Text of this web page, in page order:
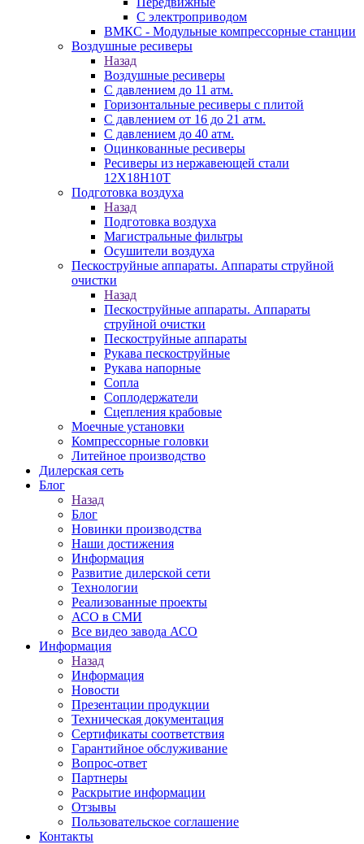
С электроприводом
ВМКС - Модульные компрессорные станции
Воздушные ресиверы
Назад
Воздушные ресиверы
С давлением до 11 атм.
Горизонтальные ресиверы с плитой
С давлением от 16 до 21 атм.
С давлением до 40 атм.
Оцинкованные ресиверы
Ресиверы из нержавеющей стали
12Х18Н10Т
Подготовка воздуха
Назад
Подготовка воздуха
Магистральные фильтры
Осушители воздуха
Пескоструйные аппараты. Аппараты струйной
очистки
Назад
Пескоструйные аппараты. Аппараты
струйной очистки
Пескоструйные аппараты
Рукава пескоструйные
Рукава напорные
Сопла
Соплодержатели
Сцепления крабовые
Моечные установки
Компрессорные головки
Литейное производство
Дилерская сеть
Блог
Назад
Блог
Новинки производства
Наши достижения
Информация
Развитие дилерской сети
Технологии
Реализованные проекты
АСО в СМИ
Все видео завода АСО
Информация
Назад
Информация
Новости
Презентации продукции
Техническая документация
Сертификаты соответствия
Гарантийное обслуживание
Вопрос-ответ
Партнеры
Раскрытие информации
Отзывы
Пользовательское соглашение
Контакты